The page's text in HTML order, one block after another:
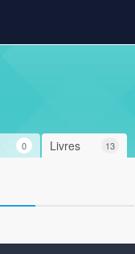
Livres 13
0